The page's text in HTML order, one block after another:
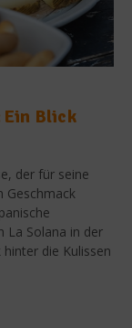
Ein Blick
der für seine
Geschmack
La Solana in der
die Kulissen